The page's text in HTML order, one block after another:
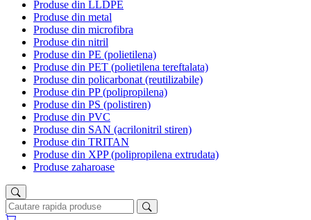
Produse din LLDPE
Produse din metal
Produse din microfibra
Produse din nitril
Produse din PE (polietilena)
Produse din PET (polietilena tereftalata)
Produse din policarbonat (reutilizabile)
Produse din PP (polipropilena)
Produse din PS (polistiren)
Produse din PVC
Produse din SAN (acrilonitril stiren)
Produse din TRITAN
Produse din XPP (polipropilena extrudata)
Produse zaharoase